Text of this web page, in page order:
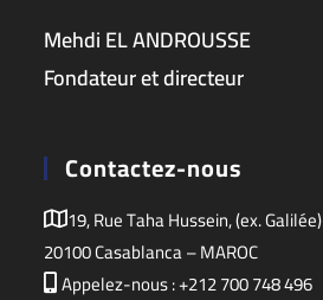
Mehdi EL ANDROUSSE
Fondateur et directeur
Contactez-nous
19, Rue Taha Hussein, (ex. Galilée)
20100 Casablanca – MAROC
Appelez-nous : +212 700 748 496